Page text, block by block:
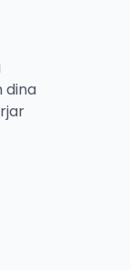
dina